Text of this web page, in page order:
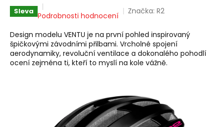
Sleva Průměrné
produktu
je
0,0
z
Podrobnosti hodnocení Značka:R2
Design modelu VENTU je na první pohled inspirovaný
špičkovými závodními přilbami. Vrcholné spojení
aerodynamiky, revoluční ventilace a dokonalého pohodlí
ocení zejména ti, kteří to myslí na kole vážně.